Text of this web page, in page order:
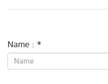
Name : *